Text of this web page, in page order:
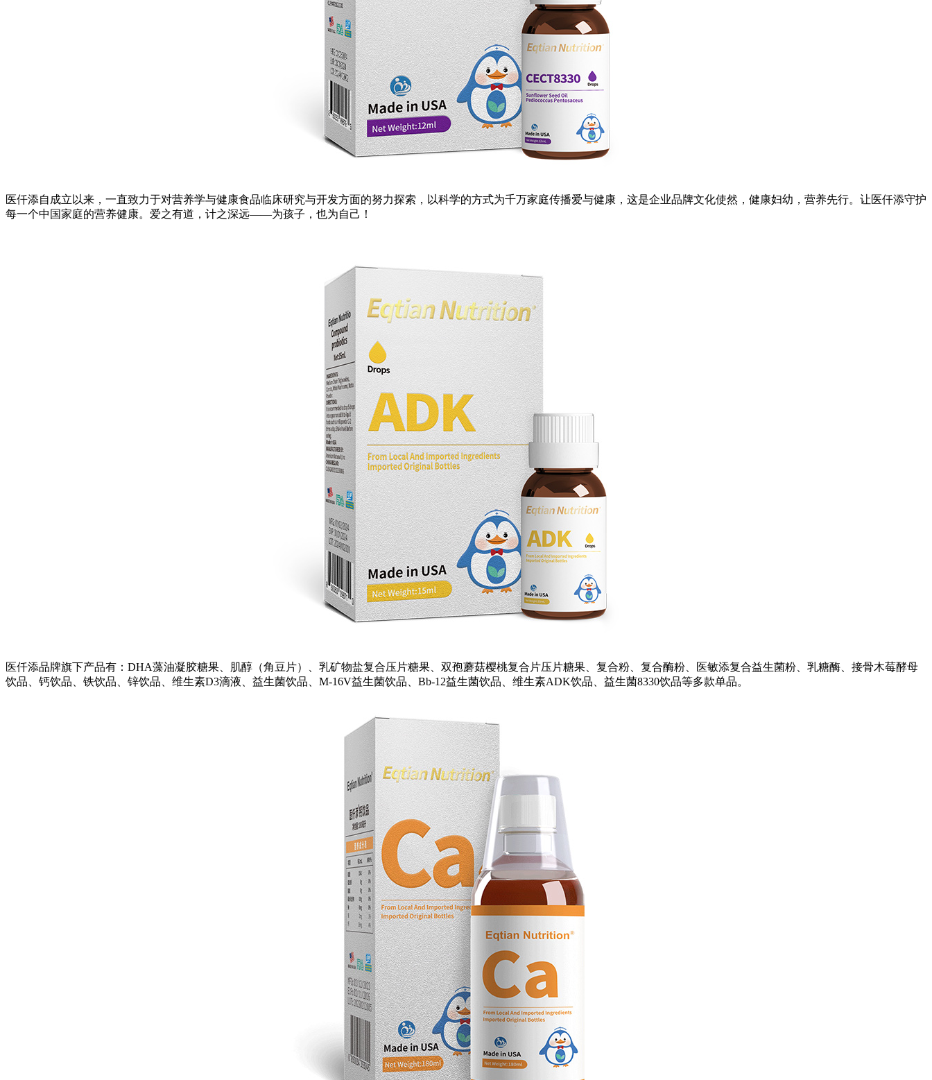
医仟添自成立以来，一直致力于对营养学与健康食品临床研究与开发方面的努力探索，以科学的方式为千万家庭传播爱与健康，这是企业品牌文化使然，健康妇幼，营养先行。让医仟添守护
每一个中国家庭的营养健康。爱之有道，计之深远——为孩子，也为自己！
医仟添品牌旗下产品有：DHA藻油凝胶糖果、肌醇（角豆片）、乳矿物盐复合压片糖果、双孢蘑菇樱桃复合片压片糖果、复合粉、复合酶粉、医敏添复合益生菌粉、乳糖酶、接骨木莓酵母
饮品、钙饮品、铁饮品、锌饮品、维生素D3滴液、益生菌饮品、M-16V益生菌饮品、Bb-12益生菌饮品、维生素ADK饮品、益生菌8330饮品等多款单品。